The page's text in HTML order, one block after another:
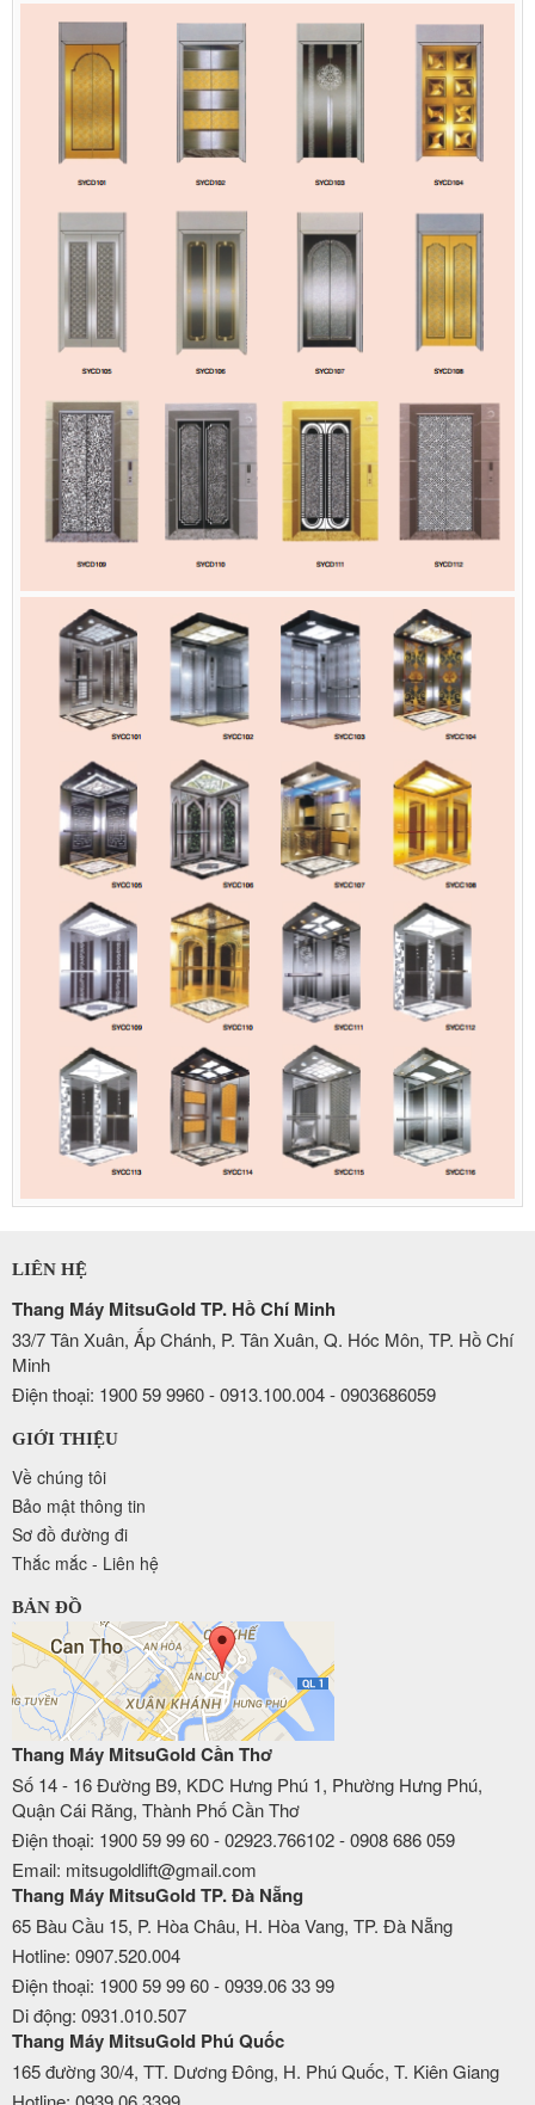
LIÊN HỆ
Thang Máy MitsuGold TP. Hồ Chí Minh
33/7 Tân Xuân, Ấp Chánh, P. Tân Xuân, Q. Hóc Môn, TP. Hồ Chí
Minh
Điện thoại: 1900 59 9960 - 0913.100.004 - 0903686059
GIỚI THIỆU
Về chúng tôi
Bảo mật thông tin
Sơ đồ đường đi
Thắc mắc - Liên hệ
BẢN ĐỒ
Thang Máy MitsuGold Cần Thơ
Số 14 - 16 Đường B9, KDC Hưng Phú 1, Phường Hưng Phú,
Quận Cái Răng, Thành Phố Cần Thơ
Điện thoại: 1900 59 99 60 - 02923.766102 - 0908 686 059
Email: mitsugoldlift@gmail.com
Thang Máy MitsuGold TP. Đà Nẵng
65 Bàu Cầu 15, P. Hòa Châu, H. Hòa Vang, TP. Đà Nẵng
Hotline: 0907.520.004
Điện thoại: 1900 59 99 60 - 0939.06 33 99
Di động: 0931.010.507
Thang Máy MitsuGold Phú Quốc
165 đường 30/4, TT. Dương Đông, H. Phú Quốc, T. Kiên Giang